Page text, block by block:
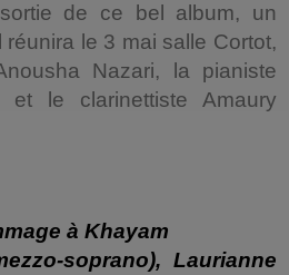
de ce bel album, un
le 3 mai salle Cortot,
Nazari, la pianiste
et le clarinettiste Amaury
à Khayam
soprano), Laurianne